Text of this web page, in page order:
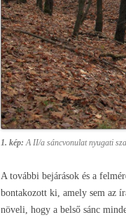
1. kép: A II/a sáncvonulat nyugati
A további bejárások és a
bontakozott ki, amely sem az
növeli, hogy a belső sánc